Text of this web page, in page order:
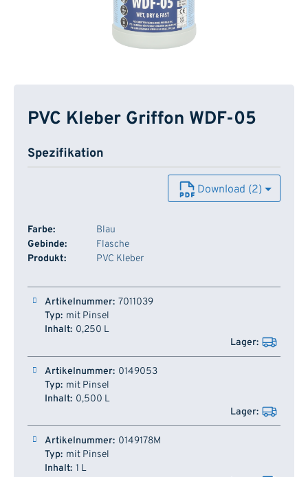
PVC Kleber Griffon WDF-05
Spezifikation
Download (2)
Farbe:
Blau
Gebinde:
Flasche
Produkt:
PVC Kleber
Artikelnummer Typ Inhalt
7011039
mit Pinsel
0,250 L
0149053
mit Pinsel
0,500 L
0149178M
mit Pinsel
1 L